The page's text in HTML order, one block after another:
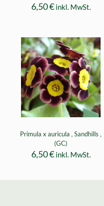
6,50€ inkl. MwSt.
Primula x auricula ‚ Sandhills ‚
(GC)
6,50€ inkl. MwSt.